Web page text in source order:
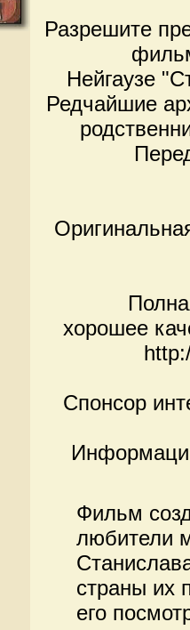
Разрешите
Нейгаузе
Редчайшие
хорошее
Спонсор
Фильм
любители
страны их
его